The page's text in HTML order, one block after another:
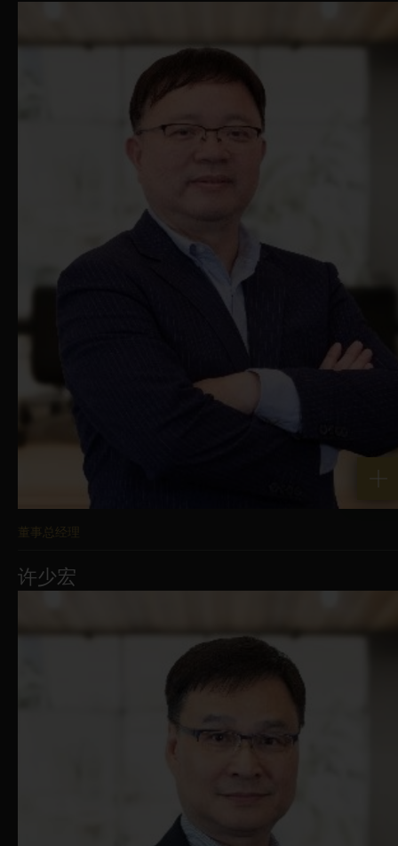
董事总经理
许少宏
不另行通知。您须定期检查本网站的资讯
是否有更改。若您在经修订的使用条款发
佈后使用本网站，您将被视为已同意经修
订的使用条款。
本网站载有香港证券及期货事务监察委员
会（「证监会」）根据《证券及期货条
例》（香港法例第 571 章）第 104 条认可
向香港公众发售的基金的资讯。投资者应
注意，证监会的认可不等于对基金的推介
或认许，亦不是对基金的商业利弊或其表
现作出保证，更不代表基金适合所有投资
者，或认许基金适合任何特定投资者或投
站收集您的个人资料或资讯，包括您个人
电脑的IP位址。我们亦可能使用软件工具
资讯。所收集的资讯可能由我们、我们的